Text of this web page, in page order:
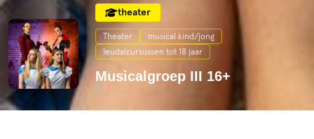
theater
Theater
musical kind/jong
leudalcursussen tot 18 jaar
Musicalgroep III 16+